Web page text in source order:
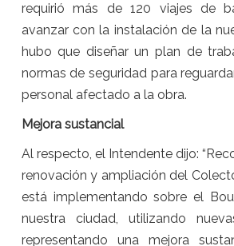
requirió más de 120 viajes de
avanzar con la instalación de la
hubo que diseñar un plan de
normas de seguridad para
personal afectado a la obra.
Mejora sustancial
Al respecto, el Intendente dijo:
renovación y ampliación del
está implementando sobre el
nuestra ciudad, utilizando
representando una mejora